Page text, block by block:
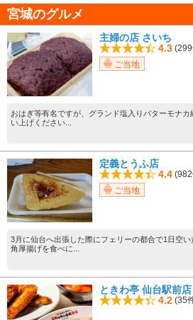
宮城のグルメ
主婦の店 さいち
4.3
ご当地
おはぎ等有名ですが、グランド塩入りバターモナ
い上げください...
定義とうふ店
4.4
ご当地
3月に仙台へ出張した際にフェリーの都合で1日空
角厚揚げを食べに...
ときわ亭 仙台駅前店
4.2 (35